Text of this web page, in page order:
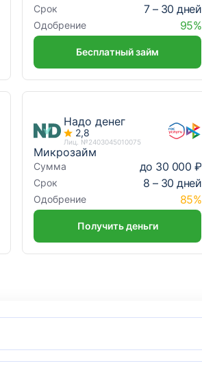
Срок 7 – 30 дней
Одобрение 95%
Бесплатный займ
Надо денег
2,8
Лиц. №2403045010075
Микрозайм
Сумма до 30 000 ₽
Срок 8 – 30 дней
Одобрение 85%
Получить деньги